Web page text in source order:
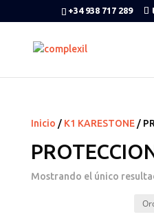
+34 938 717 289
Inicio / K1 KARESTONE/
Mostrando el único